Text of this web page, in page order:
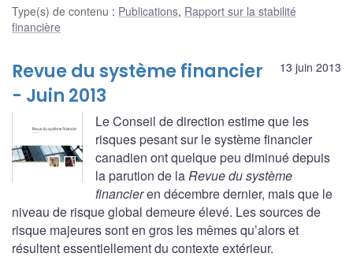
Type(s) de contenu : Publications, Rapport sur la stabilité
financière
13 juin 2013
Revue du système financier
- Juin 2013
Le Conseil de direction estime que les
risques pesant sur le système financier
canadien ont quelque peu diminué depuis
la parution de laRevue du système
financieren décembre dernier, mais que le
niveau de risque global demeure élevé. Les sources de
risque majeures sont en gros les mêmes qu’alors et
résultent essentiellement du contexte extérieur.